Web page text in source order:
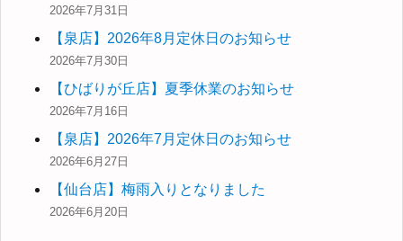
2026年7月31日
【泉店】2026年8月定休日のお知らせ
2026年7月30日
【ひばりが丘店】夏季休業のお知らせ
2026年7月16日
【泉店】2026年7月定休日のお知らせ
2026年6月27日
【仙台店】梅雨入りとなりました
2026年6月20日